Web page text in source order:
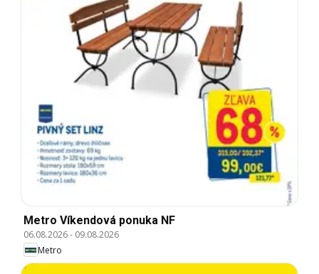
Metro Víkendová ponuka NF
06.08.2026- 09.08.2026
Metro